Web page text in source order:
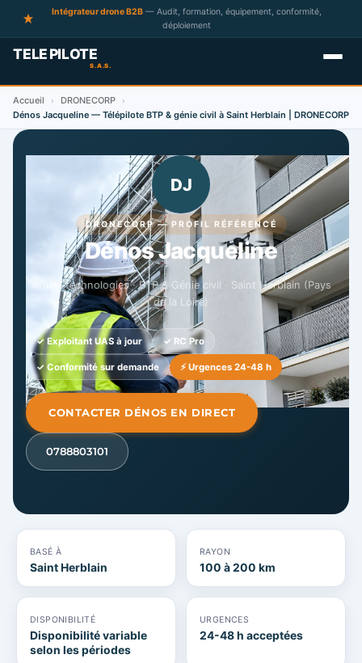
Intégrateur drone B2B — Audit, formation, équipement, conformité,
déploiement
Accueil › DRONECORP ›
Dénos Jacqueline — Télépilote BTP & génie civil à Saint Herblain | DRONECORP
DJ
DRONECORP — PROFIL RÉFÉRENCÉ
Dénos Jacqueline
Aravel technologies · BTP & Génie civil · Saint Herblain (Pays
de la Loire)
✓ Exploitant UAS à jour ✓ RC Pro
✓ Conformité sur demande ⚡ Urgences 24-48 h
CONTACTER DÉNOS EN DIRECT
0788803101
BASÉ À
Saint Herblain
RAYON
100 à 200 km
DISPONIBILITÉ
Disponibilité variable
selon les périodes
URGENCES
24-48 h acceptées